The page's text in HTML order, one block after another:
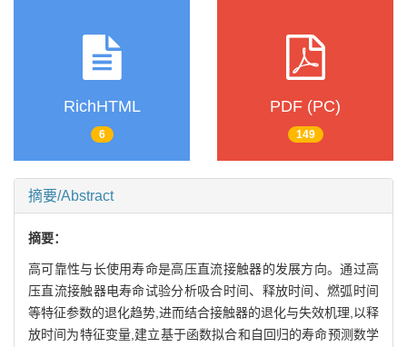
RichHTML
6
PDF (PC)
149
摘要/Abstract
摘要：
高可靠性与长使用寿命是高压直流接触器的发展方向。通过高
压直流接触器电寿命试验分析吸合时间、释放时间、燃弧时间
等特征参数的退化趋势,进而结合接触器的退化与失效机理,以释
放时间为特征变量,建立基于函数拟合和自回归的寿命预测数学